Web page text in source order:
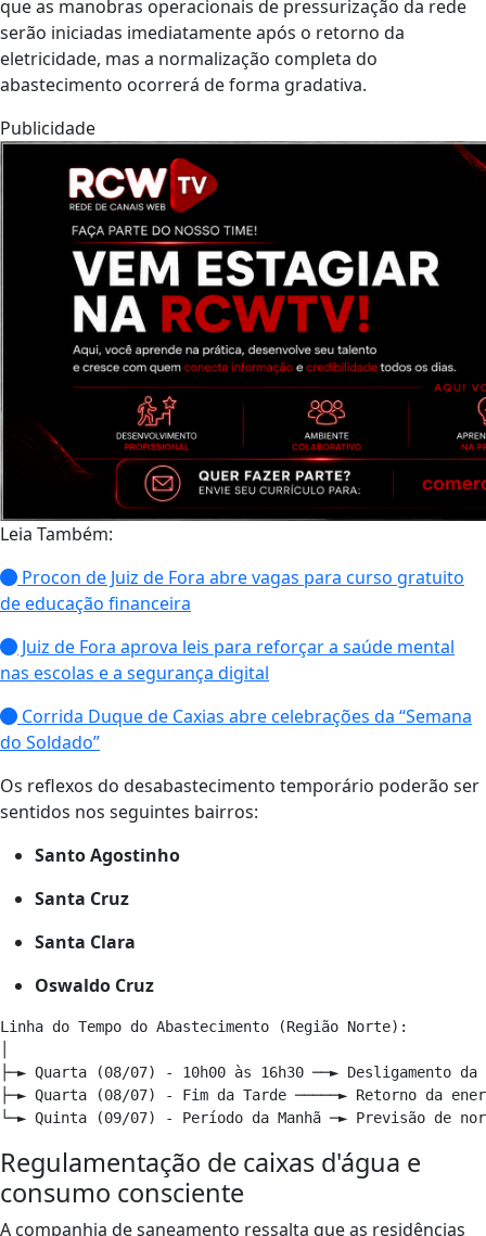
que as manobras operacionais de pressurização da rede
serão iniciadas imediatamente após o retorno da
eletricidade, mas a normalização completa do
abastecimento ocorrerá de forma gradativa.
Publicidade
Leia Também:
Procon de Juiz de Fora abre vagas para curso gratuito
de educação financeira
Juiz de Fora aprova leis para reforçar a saúde mental
nas escolas e a segurança digital
Corrida Duque de Caxias abre celebrações da “Semana
do Soldado”
Os reflexos do desabastecimento temporário poderão ser
sentidos nos seguintes bairros:
Santo Agostinho
Santa Cruz
Santa Clara
Oswaldo Cruz
Linha do Tempo do Abastecimento (Região Norte):
├─► Quarta (08/07) - 10h00 às 16h30 ──► Desligamento
├─► Quarta (08/07) - Fim da Tarde ─────► Retorno da
Regulamentação de caixas d'água e
consumo consciente
A companhia de saneamento ressalta que as residências